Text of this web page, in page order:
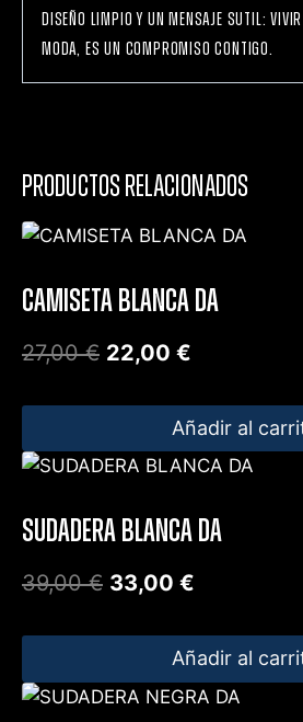
Diseño limpio y un mensaje sutil:
moda, es un compromiso contigo.
Productos relacionados
CAMISETA BLANCA DA
27,00€ 22,00 €
Añadir al
SUDADERA BLANCA DA
39,00€ 33,00 €
Añadir al